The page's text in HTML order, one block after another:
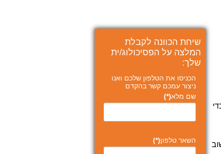
שיחת הכוונה לקבלת
המלצה על הפסיכולוג/ית
שלך:
הכניסו את הטלפון שלכם ואנו
ניצור עמכם קשר בהקדם
שם מלא(*)
השאר טלפון(*)